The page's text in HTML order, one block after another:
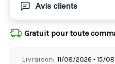
Avis clients
Gratuit pour toute
Livraison: 11/08/2026 - 15/